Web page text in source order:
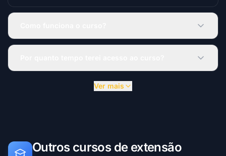
Ver mais
Outros cursos de extensão